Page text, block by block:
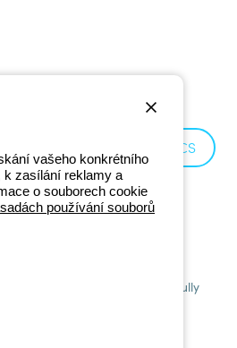
CS
of Companies of Bologna. Fully
vašeho konkrétního
k zasílání reklamy a
o souborech cookie
používání souborů